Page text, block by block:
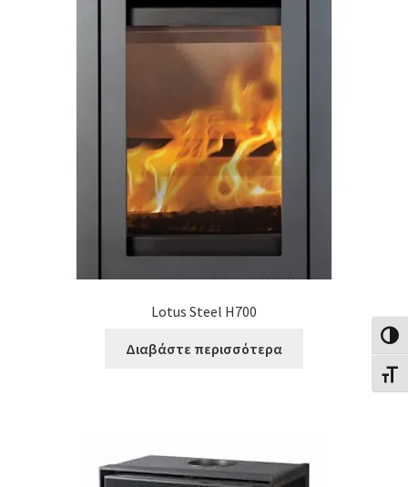
Lotus Steel H700
Διαβάστε περισσότερα